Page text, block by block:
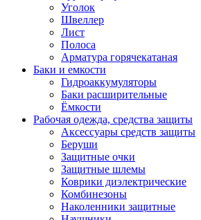
Уголок
Швеллер
Лист
Полоса
Арматура горячекатаная
Баки и емкости
Гидроаккумуляторы
Баки расширительные
Ёмкости
Рабочая одежда, средства защиты
Аксессуары средств защиты
Беруши
Защитные очки
Защитные шлемы
Коврики диэлектрические
Комбинезоны
Наколенники защитные